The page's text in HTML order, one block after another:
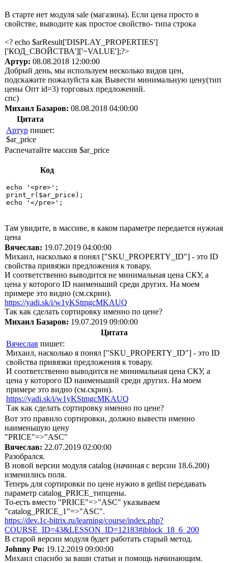
В старте нет модуля sale (магазина). Если цена просто в
свойстве, выводите как простое свойство- типа строка
<? echo $arResult['DISPLAY_PROPERTIES']
['КОД_СВОЙСТВА']['~VALUE'];?>
Артур: 08.08.2018 12:00:00
Добрый день, мы используем несколько видов цен,
подскажите пожалуйста как Вывести минимальную цену(тип
цены Опт id=3) торговых предложений.
спс)
Михаил Базаров: 08.08.2018 04:00:00
Цитата
Артур пишет:
$ar_price
Распечатайте массив $ar_price
Код
echo '<pre>';
print_r($ar_price);
Там увидите, в массиве, в каком параметре передается нужная
цена
Вячеслав: 19.07.2019 04:00:00
Михаил, насколько я понял ["SKU_PROPERTY_ID"] - это ID
свойства привязки предложения к товару.
И соответственно выводится не минимальная цена СКУ, а
цена у которого ID наименьший среди других. На моем
примере это видно (см.скрин).
https://yadi.sk/i/w1yKStmgcMKAUQ
Так как сделать сортировку именно по цене?
Михаил Базаров: 19.07.2019 09:00:00
Цитата
Вячеслав пишет:
Михаил, насколько я понял ["SKU_PROPERTY_ID"] - это ID
свойства привязки предложения к товару.
И соответственно выводится не минимальная цена СКУ, а
цена у которого ID наименьший среди других. На моем
примере это видно (см.скрин).
https://yadi.sk/i/w1yKStmgcMKAUQ
Так как сделать сортировку именно по цене?
Вот это правило сортировки, должно вывести именно
наименьшую цену
"PRICE"=>"ASC"
Вячеслав: 22.07.2019 02:00:00
Разобрался.
В новой версии модуля catalog (начиная с версии 18.6.200)
изменились поля.
Теперь для сортировки по цене нужно в getlist передавать
параметр catalog_PRICE_типцены.
То-есть вместо "PRICE"=>"ASC" указываем
"catalog_PRICE_1"=>"ASC".
https://dev.1c-bitrix.ru/learning/course/index.php?
COURSE_ID=43&LESSON_ID=12183#iblock_18_6_200
В старой версии модуля будет работать старый метод.
Johnny Po: 19.12.2019 09:00:00
Михаил спасибо за ваши статьи и помощь начинающим.